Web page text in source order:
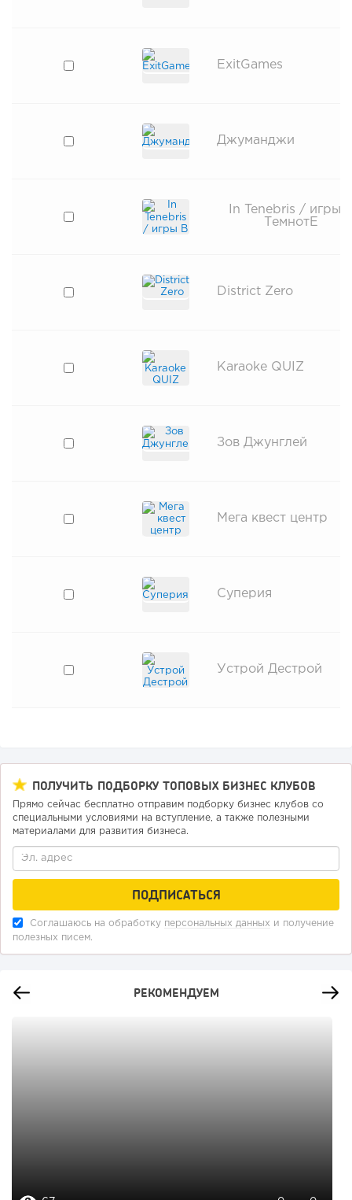
ExitGames
Джуманджи
In Tenebris / игры
ТемнотЕ
District Zero
Karaoke QUIZ
Зов Джунглей
Мега квест центр
Суперия
Устрой Дестрой
ПОЛУЧИТЬ ПОДБОРКУ ТОПОВЫХ БИЗНЕС КЛУБОВ
Прямо сейчас бесплатно отправим подборку бизнес клубов со
специальными условиями на вступление, а также полезными
материалами для развития бизнеса.
Соглашаюсь на обработку персональных данных и получение
полезных писем.
РЕКОМЕНДУЕМ